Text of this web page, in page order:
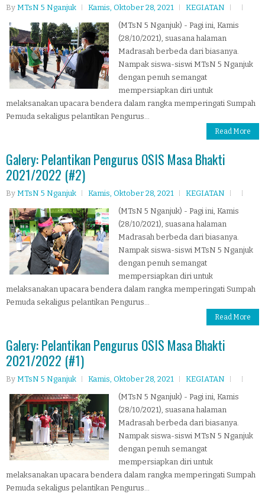
By MTsN 5 Nganjuk Kamis, Oktober 28, 2021
KEGIATAN
(MTsN 5 Nganjuk) - Pagi ini, Kamis
(28/10/2021), suasana halaman
Madrasah berbeda dari biasanya.
Nampak siswa-siswi MTsN 5 Nganjuk
dengan penuh semangat
mempersiapkan diri untuk
melaksanakan upacara bendera dalam rangka memperingati Sumpah
Pemuda sekaligus pelantikan Pengurus...
Read More
Galery: Pelantikan Pengurus OSIS Masa Bhakti
2021/2022 (#2)
By MTsN 5 Nganjuk Kamis, Oktober 28, 2021
KEGIATAN
(MTsN 5 Nganjuk) - Pagi ini, Kamis
(28/10/2021), suasana halaman
Madrasah berbeda dari biasanya.
Nampak siswa-siswi MTsN 5 Nganjuk
dengan penuh semangat
mempersiapkan diri untuk
melaksanakan upacara bendera dalam rangka memperingati Sumpah
Pemuda sekaligus pelantikan Pengurus...
Read More
Galery: Pelantikan Pengurus OSIS Masa Bhakti
2021/2022 (#1)
By MTsN 5 Nganjuk Kamis, Oktober 28, 2021
KEGIATAN
(MTsN 5 Nganjuk) - Pagi ini, Kamis
(28/10/2021), suasana halaman
Madrasah berbeda dari biasanya.
Nampak siswa-siswi MTsN 5 Nganjuk
dengan penuh semangat
mempersiapkan diri untuk
melaksanakan upacara bendera dalam rangka memperingati Sumpah
Pemuda sekaligus pelantikan Pengurus...